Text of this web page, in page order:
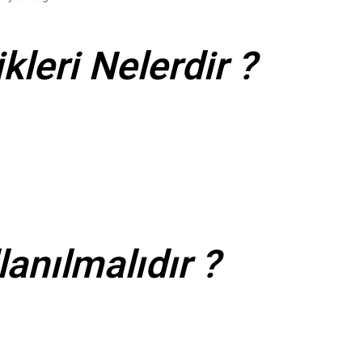
Nelerdir ?
?